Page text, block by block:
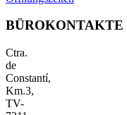
BÜROKONTAKTE
Ctra.
de
Constantí,
Km.3,
TV-